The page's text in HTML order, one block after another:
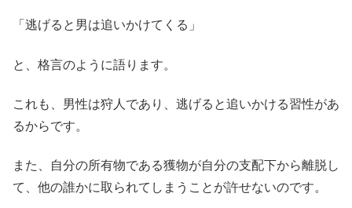
「逃げると男は追いかけてくる」
と、格言のように語ります。
これも、男性は狩人であり、逃げると追いかける習性があ
るからです。
また、自分の所有物である獲物が自分の支配下から離脱し
て、他の誰かに取られてしまうことが許せないのです。